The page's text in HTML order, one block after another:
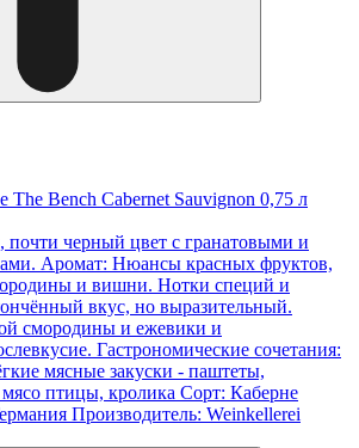
The Bench Cabernet Sauvignon 0,75 л
черный цвет с гранатовыми и
Аромат: Нюансы красных фруктов,
и вишни. Нотки специй и
вкус, но выразительный.
смородины и ежевики и
Гастрономические сочетания:
мясные закуски - паштеты,
птицы, кролика Сорт: Каберне
Производитель: Weinkellerei